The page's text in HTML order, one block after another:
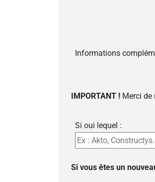
Informations
IMPORTANT ! Merci de
Si oui lequel :
Si vous êtes un